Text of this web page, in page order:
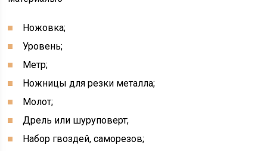
Ножовка;
Уровень;
Метр;
Ножницы для резки металла;
Молот;
Дрель или шуруповерт;
Набор гвоздей, саморезов;